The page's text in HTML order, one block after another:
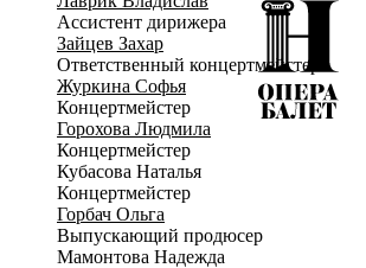
Ассистент дирижера
Зайцев Захар
Ответственный концертмейстер
Журкина Софья
Концертмейстер
Горохова Людмила
Концертмейстер
Кубасова Наталья
Концертмейстер
Горбач Ольга
Выпускающий продюсер
Мамонтова Надежда